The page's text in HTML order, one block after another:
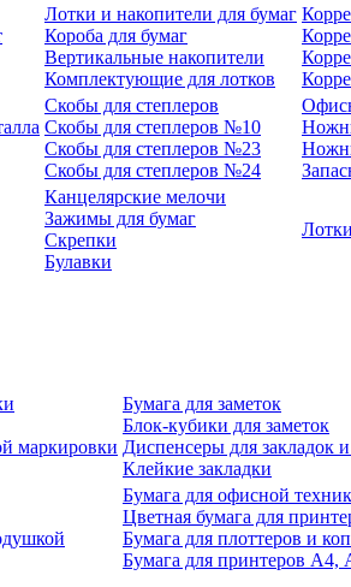
Лотки и накопители для бумаг
Короба для бумаг
Вертикальные накопители
Комплектующие для лотков
Скобы для степлеров
Скобы для степлеров №10
Скобы для степлеров №23
Скобы для степлеров №24
Канцелярские мелочи
Зажимы для бумаг
Скрепки
Булавки
маркировки
Бумага для заметок
Блок-кубики для заметок
Диспенсеры для закладок
Клейкие закладки
Бумага для офисной
Цветная бумага для
Бумага для плоттеров и
Бумага для принтеров А4,